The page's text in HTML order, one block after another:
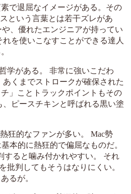
で退屈なイメージがある。その
という言葉とは若干ズレがあ
や、優れたエンジニアが持ってい
を使いこなすことができる達人
学がある。 非常に強いこだわ
あくまでストロークが確保された
」ことトラックポイントもその
ピースチキンと呼ばれる黒い塗
狂的なファンが多い。 Mac勢
本的に熱狂的で偏屈なものだ。
すると噛み付かれやすい。 それ
批判してもそうはなりにくい。
るが。